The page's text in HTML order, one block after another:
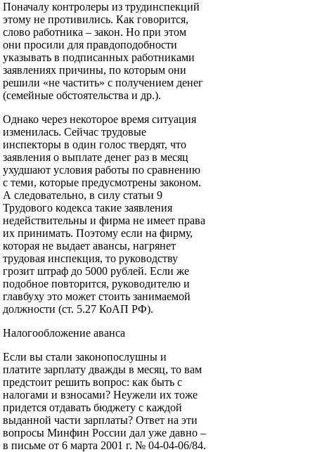
Поначалу контролеры из трудинспекций
этому не противились. Как говорится,
слово работника – закон. Но при этом
они просили для правдоподобности
указывать в подписанных работниками
заявлениях причины, по которым они
решили «не частить» с получением денег
(семейные обстоятельства и др.).
Однако через некоторое время ситуация
изменилась. Сейчас трудовые
инспекторы в один голос твердят, что
заявления о выплате денег раз в месяц
ухудшают условия работы по сравнению
с теми, которые предусмотрены законом.
А следовательно, в силу статьи 9
Трудового кодекса такие заявления
недействительны и фирма не имеет права
их принимать. Поэтому если на фирму,
которая не выдает авансы, нагрянет
трудовая инспекция, то руководству
грозит штраф до 5000 рублей. Если же
подобное повторится, руководителю и
главбуху это может стоить занимаемой
должности (ст. 5.27 КоАП РФ).
Налогообложение аванса
Если вы стали законопослушны и
платите зарплату дважды в месяц, то вам
предстоит решить вопрос: как быть с
налогами и взносами? Неужели их тоже
придется отдавать бюджету с каждой
выданной части зарплаты? Ответ на эти
вопросы Минфин России дал уже давно –
в письме от 6 марта 2001 г. № 04-04-06/84.